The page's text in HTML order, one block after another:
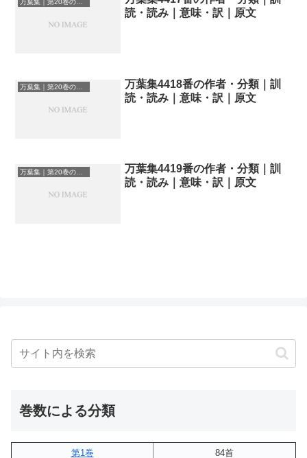
万葉集｜第20巻の和歌一覧
読・読み｜意味・訳｜原文
万葉集｜第20巻の和歌一覧
万葉集4418番の作者・分類｜訓
読・読み｜意味・訳｜原文
万葉集｜第20巻の和歌一覧
万葉集4419番の作者・分類｜訓
読・読み｜意味・訳｜原文
巻数による分類
第1巻
84首